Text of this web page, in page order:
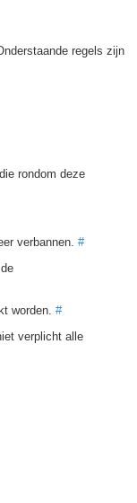
regels zijn
rondom deze
verbannen. #
worden. #
verplicht alle